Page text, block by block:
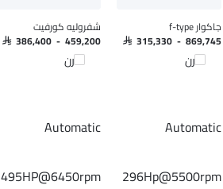
جاكوار f-type
SAR 315,330 - 869,745
قارن
شفروليه كورفيت
SAR 386,400 - 459,200
قارن
Automatic
Automatic
296Hp@5500rpm
495HP@6450rpm